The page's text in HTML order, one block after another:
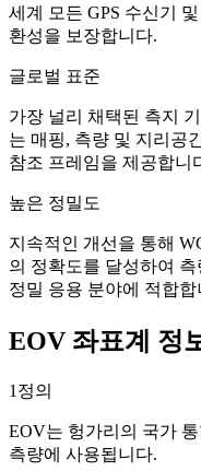
세계 모든 GPS 수신기
환성을 보장합니다.
글로벌 표준
가장 널리 채택된 측지
는 매핑, 측량 및 지리공
참조 프레임을 제공합니
높은 정밀도
지속적인 개선을 통해
의 정확도를 달성하여
정밀 응용 분야에 적합합
EOV 좌표계 정
1 정의
EOV는 헝가리의 국가
측량에 사용됩니다.